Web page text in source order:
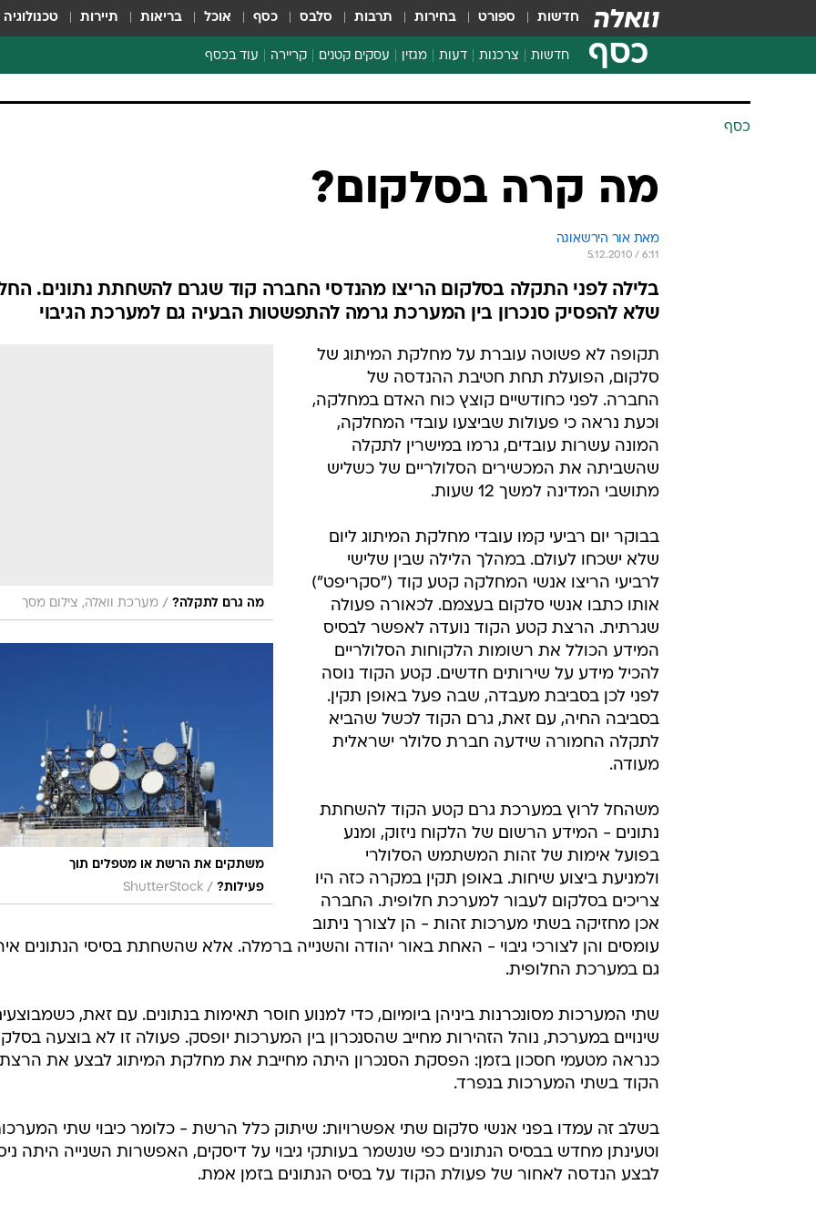
חדשות ספורט בחירות תרבות סלבס כסף אוכל בריאות תיירות טכנולוגיה
כסף חדשות צרכנות
צרכנות פיננסית
דעות מגזין עסקים קטנים קריירה עוד בכסף
כסף
מה קרה בסלקום?
מאת אור הירשאוגה
5.12.2010 / 6:11
בלילה לפני התקלה בסלקום הריצו מהנדסי החברה קוד שגרם להשחתת נתונים.
שלא להפסיק סנכרון בין המערכת גרמה להתפשטות הבעיה גם למערכת הגיבוי
מה גרם לתקלה? / מערכת וואלה, צילום מסך
משתקים את הרשת או מטפלים תוך
פעילות? /
ShutterStock
תקופה לא פשוטה עוברת על מחלקת המיתוג של
סלקום, הפועלת תחת חטיבת ההנדסה של
החברה. לפני כחודשיים קוצץ כוח האדם במחלקה,
וכעת נראה כי פעולות שביצעו עובדי המחלקה,
המונה עשרות עובדים, גרמו במישרין לתקלה
שהשביתה את המכשירים הסלולריים של כשליש
מתושבי המדינה למשך 12 שעות.
בבוקר יום רביעי קמו עובדי מחלקת המיתוג ליום
שלא ישכחו לעולם. במהלך הלילה שבין שלישי
לרביעי הריצו אנשי המחלקה קטע קוד ("סקריפט")
אותו כתבו אנשי סלקום בעצמם. לכאורה פעולה
שגרתית. הרצת קטע הקוד נועדה לאפשר לבסיס
המידע הכולל את רשומות הלקוחות הסלולריים
להכיל מידע על שירותים חדשים. קטע הקוד נוסה
לפני לכן בסביבת מעבדה, שבה פעל באופן תקין.
בסביבה החיה, עם זאת, גרם הקוד לכשל שהביא
לתקלה החמורה שידעה חברת סלולר ישראלית
מעודה.
משהחל לרוץ במערכת גרם קטע הקוד להשחתת
נתונים - המידע הרשום של הלקוח ניזוק, ומנע
בפועל אימות של זהות המשתמש הסלולרי
ולמניעת ביצוע שיחות. באופן תקין במקרה כזה היו
צריכים בסלקום לעבור למערכת חלופית. החברה
אכן מחזיקה בשתי מערכות זהות - הן לצורך ניתוב
עומסים והן לצורכי גיבוי - האחת באור יהודה והשנייה ברמלה. אלא שהשחתת בסיסי הנתונים
גם במערכת החלופית.
שתי המערכות מסונכרנות ביניהן ביומיום, כדי למנוע חוסר תאימות בנתונים. עם זאת,
שינויים במערכת, נוהל הזהירות מחייב שהסנכרון בין המערכות יופסק. פעולה זו לא בוצעה
כנראה מטעמי חסכון בזמן: הפסקת הסנכרון היתה מחייבת את מחלקת המיתוג לבצע את הרצת
הקוד בשתי המערכות בנפרד.
בשלב זה עמדו בפני אנשי סלקום שתי אפשרויות: שיתוק כלל הרשת - כלומר כיבוי שתי
וטעינתן מחדש בבסיס הנתונים כפי שנשמר בעותקי גיבוי על דיסקים, האפשרות השנייה היתה
לבצע הנדסה לאחור של פעולת הקוד על בסיס הנתונים בזמן אמת.